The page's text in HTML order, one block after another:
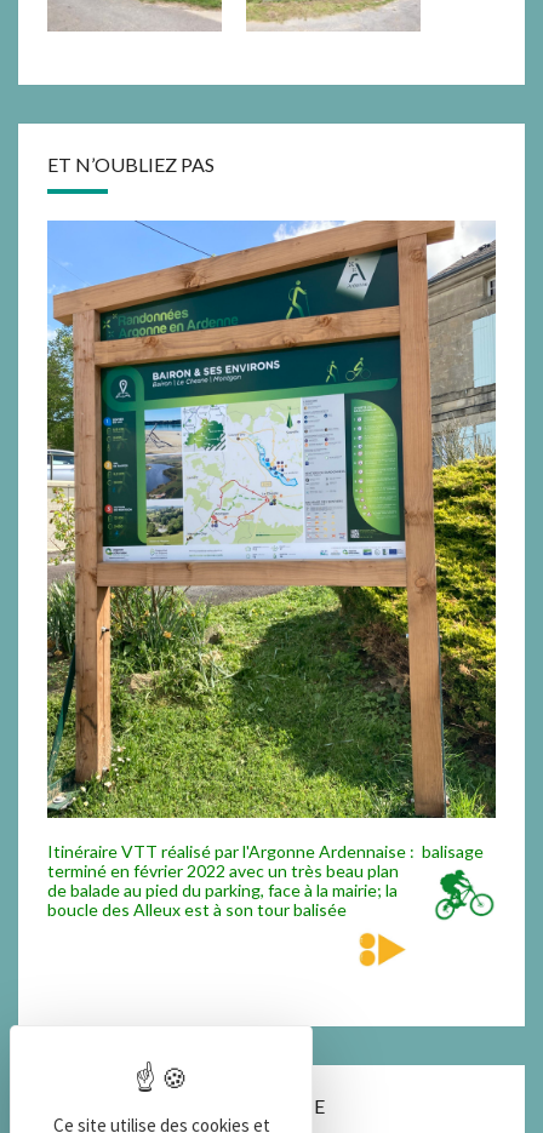
ET N’OUBLIEZ PAS
Itinéraire VTT réalisé par l'Argonne Ardennaise : balisage
terminé en février 2022 avec un très beau plan
de balade au pied du parking, face à la mairie; la
boucle des Alleux est à son tour balisée
COORDONNEES DE LA MAIRIE
Ce site utilise des cookies et